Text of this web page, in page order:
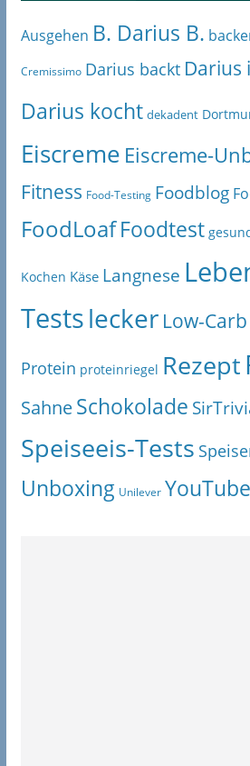
Ausgehen B. Darius B.
Cremissimo Darius backt Darius
Darius kocht dekadent
Eiscreme Eiscreme-
Fitness Food-Testing Foodblog
FoodLoaf Foodtest
Kochen Käse Langnese
Testslecker Low-Carb
Protein proteinriegel Rezept
SahneSchokolade
Speiseeis-Tests
Unboxing Unilever YouTube